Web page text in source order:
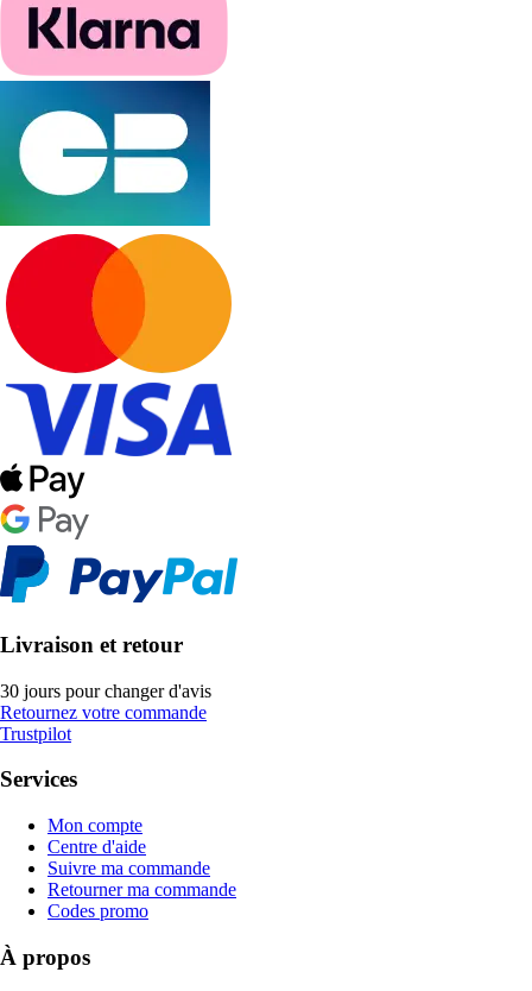
Livraison et retour
30 jours pour changer d'avis
Retournez votre commande
Trustpilot
Services
Mon compte
Centre d'aide
Suivre ma commande
Retourner ma commande
Codes promo
À propos